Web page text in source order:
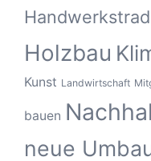
Holzbau
Kunst Landwirtschaft
bauen
neue